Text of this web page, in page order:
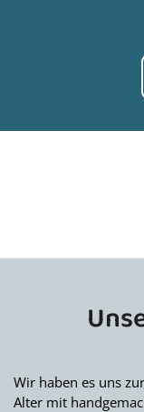
Wir haben es uns
Alter mit